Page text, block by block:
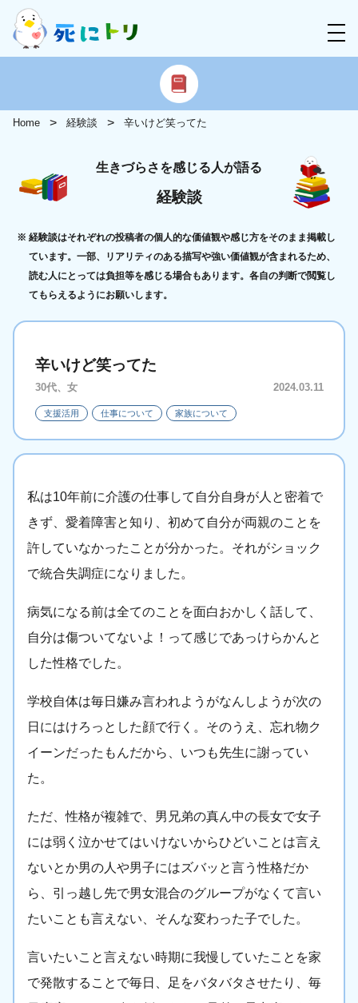
Home 経験談 辛いけど笑ってた
生きづらさを感じる人が語る
経験談
経験談はそれぞれの投稿者の個人的な価値観や感じ方をそのまま掲載し
ています。一部、リアリティのある描写や強い価値観が含まれるため、
読む人にとっては負担等を感じる場合もあります。各自の判断で閲覧し
てもらえるようにお願いします。
辛いけど笑ってた
30代、女 2024.03.11
支援活用 仕事について 家族について
私は10年前に介護の仕事して自分自身が人と密着で
きず、愛着障害と知り、初めて自分が両親のことを
許していなかったことが分かった。それがショック
で統合失調症になりました。
病気になる前は全てのことを面白おかしく話して、
自分は傷ついてないよ！って感じであっけらかんと
した性格でした。
学校自体は毎日嫌み言われようがなんしようが次の
日にはけろっとした顔で行く。そのうえ、忘れ物ク
イーンだったもんだから、いつも先生に謝ってい
た。
ただ、性格が複雑で、男兄弟の真ん中の長女で女子
には弱く泣かせてはいけないからひどいことは言え
ないとか男の人や男子にはズバッと言う性格だか
ら、引っ越し先で男女混合のグループがなくて言い
たいことも言えない、そんな変わった子でした。
言いたいこと言えない時期に我慢していたことを家
で発散することで毎日、足をバタバタさせたり、毎